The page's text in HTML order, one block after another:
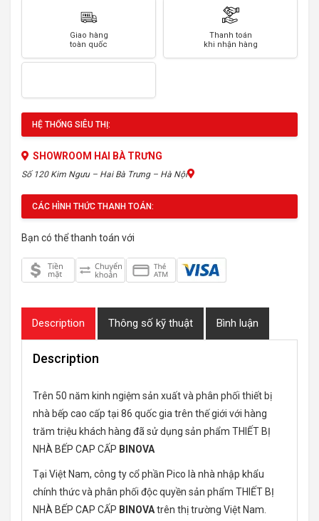
Giao hàng
toàn quốc
Thanh toán
khi nhận hàng
HỆ THỐNG SIÊU THỊ:
SHOWROOM HAI BÀ TRƯNG
Số 120 Kim Ngưu – Hai Bà Trưng – Hà Nội
CÁC HÌNH THỨC THANH TOÁN:
Bạn có thể thanh toán với
Description Thông số kỹ thuật Bình luận
Description
Trên 50 năm kinh ngiệm sản xuất và phân phối thiết bị
nhà bếp cao cấp tại 86 quốc gia trên thế giới với hàng
trăm triệu khách hàng đã sử dụng sản phẩm THIẾT BỊ
NHÀ BẾP CAP CẤP BINOVA
Tại Việt Nam, công ty cổ phần Pico là nhà nhập khẩu
chính thức và phân phối độc quyền sản phẩm THIẾT BỊ
NHÀ BẾP CAP CẤP BINOVAtrên thị trường Việt Nam.